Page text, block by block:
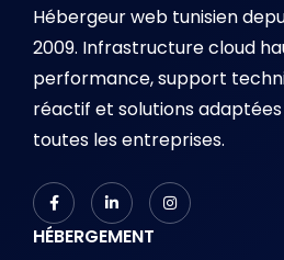
Hébergeur web tunisien
2009. Infrastructure cloud
performance, support
réactif et solutions
toutes les entreprises.
HÉBERGEMENT